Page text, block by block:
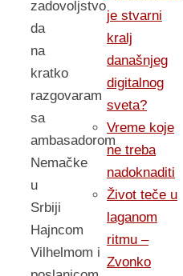
zadovoljstvo
da
na
kratko
razgovaram
sa
ambasadorom
Nemačke
u
Srbiji
Hajncom
Vilhelmom i
je stvarni
kralj
današnjeg
digitalnog
sveta?
Vreme koje
ne treba
nadoknaditi
Život teče u
laganom
ritmu –
Zvonko